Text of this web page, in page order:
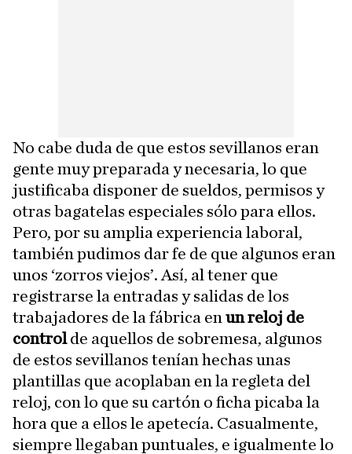
No cabe duda de que estos sevillanos eran
gente muy preparada y necesaria, lo que
justificaba disponer de sueldos, permisos y
otras bagatelas especiales sólo para ellos.
Pero, por su amplia experiencia laboral,
también pudimos dar fe de que algunos eran
unos ‘zorros viejos’. Así, al tener que
registrarse la entradas y salidas de los
trabajadores de la fábrica en un reloj de
controlde aquellos de sobremesa, algunos
de estos sevillanos tenían hechas unas
plantillas que acoplaban en la regleta del
reloj, con lo que su cartón o ficha picaba la
hora que a ellos le apetecía. Casualmente,
siempre llegaban puntuales, e igualmente lo